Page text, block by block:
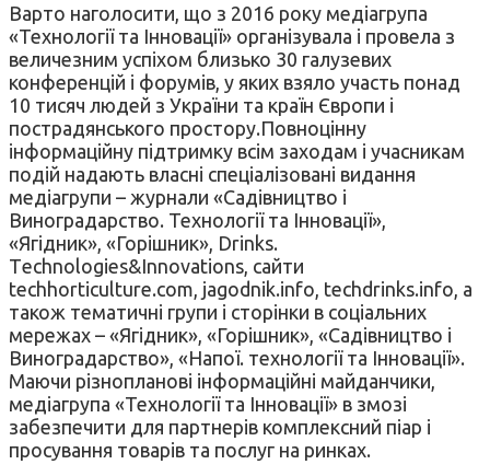
Варто наголосити, що з 2016 року медіагрупа
«Технології та Інновації» організувала і провела з
величезним успіхом близько 30 галузевих
конференцій і форумів, у яких взяло участь понад
10 тисяч людей з України та країн Європи і
пострадянського простору.Повноцінну
інформаційну підтримку всім заходам і учасникам
подій надають власні спеціалізовані видання
медіагрупи – журнали «Садівництво і
Виноградарство. Технології та Інновації»,
«Ягідник», «Горішник», Drinks.
Tеchnologies&Innovations, сайти
techhorticulture.com, jagodnik.info, techdrinks.info, а
також тематичні групи і сторінки в соціальних
мережах – «Ягідник», «Горішник», «Садівництво і
Виноградарство», «Напої. технології та Інновації».
Маючи різнопланові інформаційні майданчики,
медіагрупа «Технології та Інновації» в змозі
забезпечити для партнерів комплексний піар і
просування товарів та послуг на ринках.